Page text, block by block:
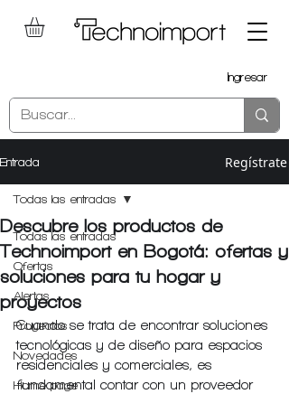
Ingresar
Entrada Regístrate
Todas las entradas
Ofertas
Alertas
Proyectos
Novedades
Home page
Todas las entradas
Descubre los productos de
Technoimport en Bogotá: ofertas y
soluciones para tu hogar y
proyectos
Cuando se trata de encontrar soluciones
tecnológicas y de diseño para espacios
residenciales y comerciales, es
fundamental contar con un proveedor